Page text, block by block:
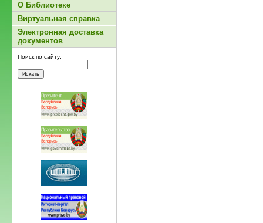
О Библиотеке
Виртуальная справка
Электронная доставка
документов
Поиск по сайту: